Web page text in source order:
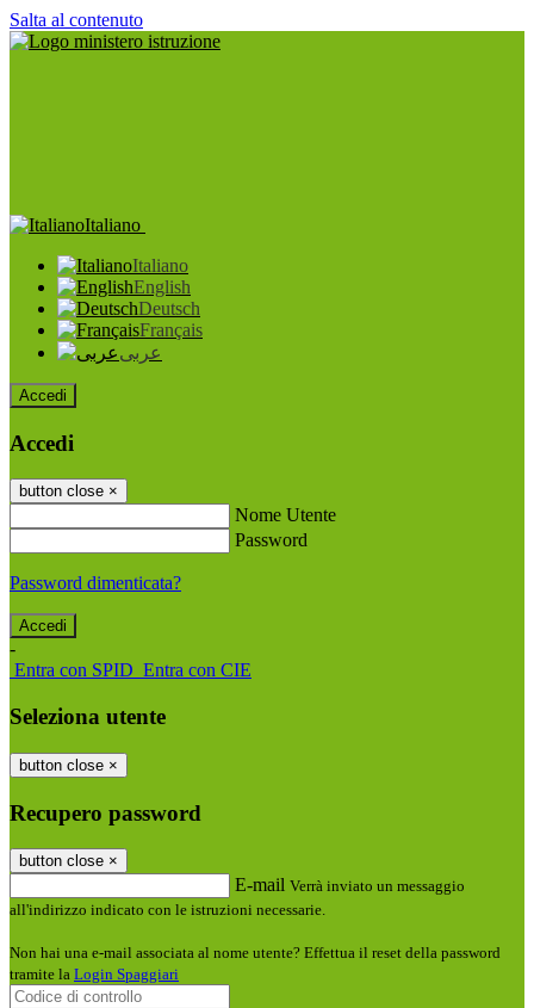
Salta al contenuto
Italiano
Italiano
English
Deutsch
Français
عربى
Accedi
Accedi
button close ×
Nome Utente
Password
Password dimenticata?
-
Entra con SPID Entra con CIE
Seleziona utente
button close ×
Recupero password
button close ×
E-mail Verrà inviato un messaggio
all'indirizzo indicato con le istruzioni necessarie.
Non hai una e-mail associata al nome utente? Effettua il reset della password
tramite la Login Spaggiari